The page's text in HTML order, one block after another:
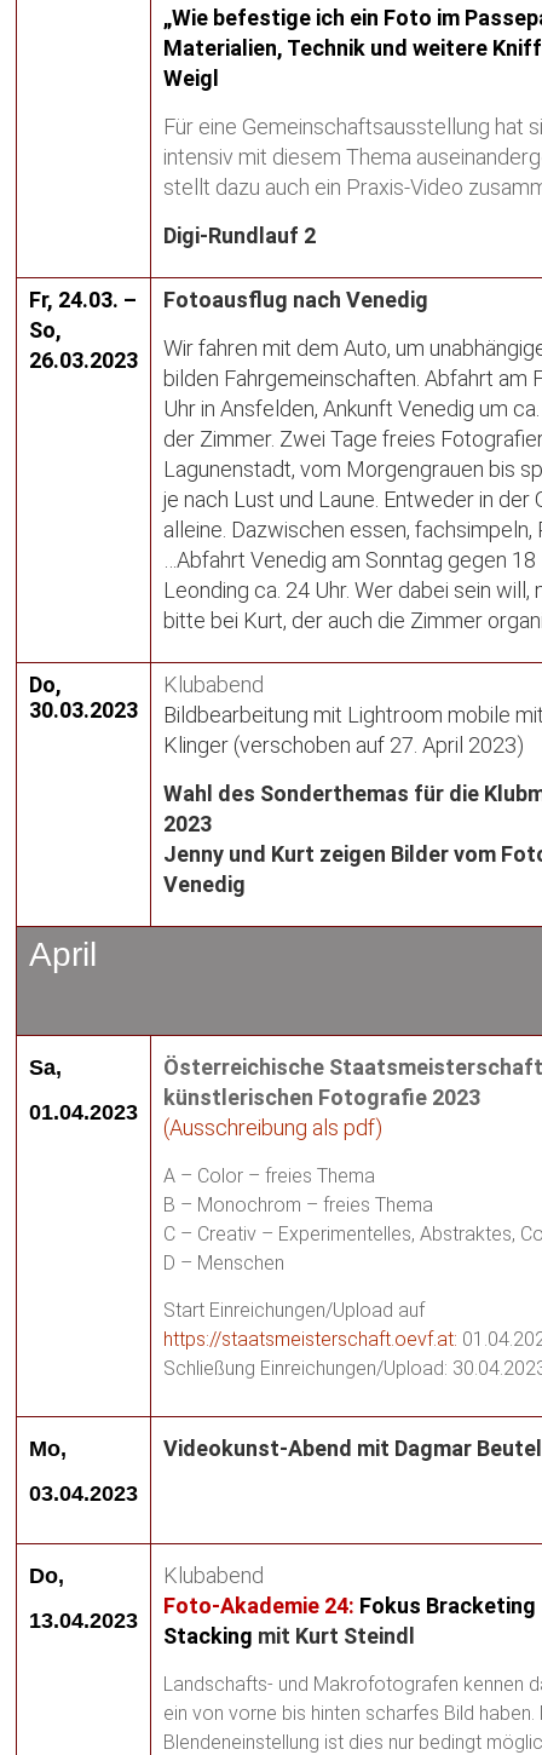
„Wie befestige ich ein Foto im
Materialien, Technik und weitere
Weigl
Für eine Gemeinschaftsausstellung hat
intensiv mit diesem Thema
stellt dazu auch ein Praxis-Video
Digi-Rundlauf 2
Fr, 24.03. –
So,
26.03.2023
Fotoausflug nach Venedig
Wir fahren mit dem Auto, um
bilden Fahrgemeinschaften. Abfahrt am
Uhr in Ansfelden, Ankunft Venedig um
der Zimmer. Zwei Tage freies
Lagunenstadt, vom Morgengrauen bis
je nach Lust und Laune. Entweder in der
alleine. Dazwischen essen, fachsimpeln,
…Abfahrt Venedig am Sonntag gegen 18
Leonding ca. 24 Uhr. Wer dabei sein
bitte bei Kurt, der auch die Zimmer
Do,
30.03.2023
Klubabend
Bildbearbeitung mit Lightroom mobile
Klinger (verschoben auf 27. April 2023)
Wahl des Sonderthemas für die
2023
Jenny und Kurt zeigen Bilder vom
Venedig
April
Sa,
01.04.2023
Österreichische
künstlerischen Fotografie 2023
(Ausschreibung als pdf)
A – Color – freies Thema
B – Monochrom – freies Thema
C – Creativ – Experimentelles, Abstraktes,
D – Menschen
Start Einreichungen/Upload auf
https://staatsmeisterschaft.oevf.at:
Schließung Einreichungen/Upload:
Mo,
03.04.2023
Videokunst-Abend mit Dagmar
Do,
13.04.2023
Klubabend
Foto-Akademie 24: Fokus Bracketing
Stacking mit Kurt Steindl
Landschafts- und Makrofotografen kennen
ein von vorne bis hinten scharfes Bild haben.
Blendeneinstellung ist dies nur bedingt